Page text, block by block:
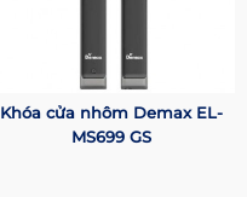
Khóa cửa nhôm Demax EL-
MS699 GS